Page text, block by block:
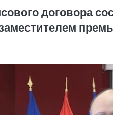
договора